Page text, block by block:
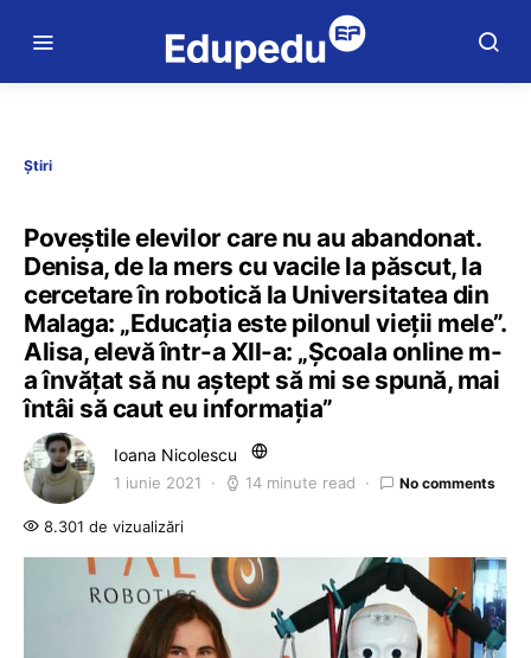
Știri
Poveștile elevilor care nu au abandonat.
Denisa, de la mers cu vacile la păscut, la
cercetare în robotică la Universitatea din
Malaga: „Educația este pilonul vieții mele”.
Alisa, elevă într-a XII-a: „Școala online m-
a învățat să nu aștept să mi se spună, mai
întâi să caut eu informația”
Ioana Nicolescu
1 iunie 2021 14 minute read No comments
8.301 de vizualizări